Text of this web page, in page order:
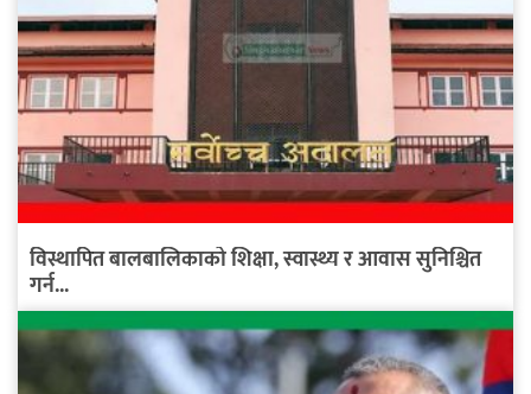
विस्थापित बालबालिकाको शिक्षा, स्वास्थ्य र आवास सुनिश्चित
गर्न...